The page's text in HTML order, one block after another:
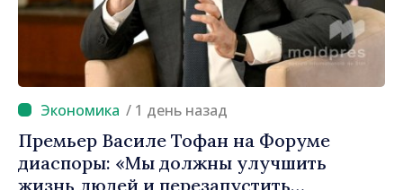
/ 1 день назад
Премьер Василе Тофан на Форуме
диаспоры: «Мы должны улучшить
жизнь людей и перезапустить